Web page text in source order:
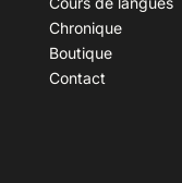
Chronique
Boutique
Contact